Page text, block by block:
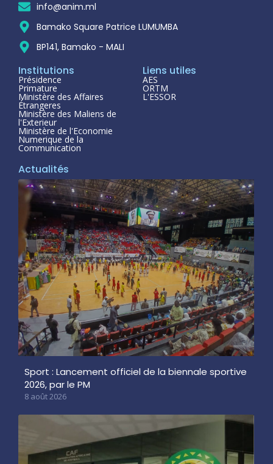
info@anim.ml
Bamako Square Patrice LUMUMBA
BP141, Bamako - MALI
Institutions
Présidence
Primature
Ministère des Affaires
Étrangeres
Ministère des Maliens de
l'Exterieur
Ministère de l'Economie
Numerique de la
Communication
Liens utiles
AES
ORTM
L'ESSOR
Actualités
Sport : Lancement officiel de la biennale sportive
2026, par le PM
8 août 2026